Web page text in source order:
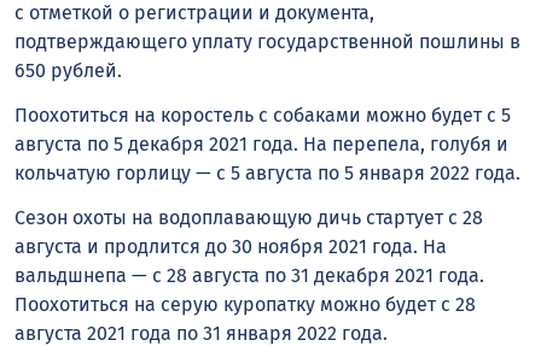
с отметкой о регистрации и документа,
подтверждающего уплату государственной пошлины в
650 рублей.
Поохотиться на коростель с собаками можно будет с 5
августа по 5 декабря 2021 года. На перепела, голубя и
кольчатую горлицу — с 5 августа по 5 января 2022 года.
Сезон охоты на водоплавающую дичь стартует с 28
августа и продлится до 30 ноября 2021 года. На
вальдшнепа — с 28 августа по 31 декабря 2021 года.
Поохотиться на серую куропатку можно будет с 28
августа 2021 года по 31 января 2022 года.